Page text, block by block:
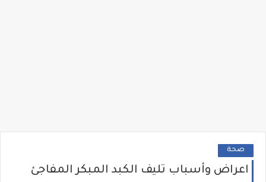
صحة
اعراض وأسباب تليف الكبد المبكر المفاجئ